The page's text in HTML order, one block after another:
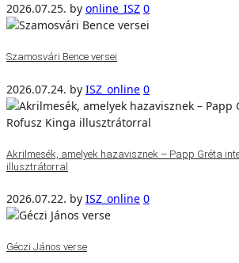
2026.07.25. by online_ISZ 0
Szamosvári Bence versei
2026.07.24. by ISZ_online 0
Akrilmesék, amelyek hazavisznek – Papp Gréta
illusztrátorral
2026.07.22. by ISZ_online 0
Géczi János verse